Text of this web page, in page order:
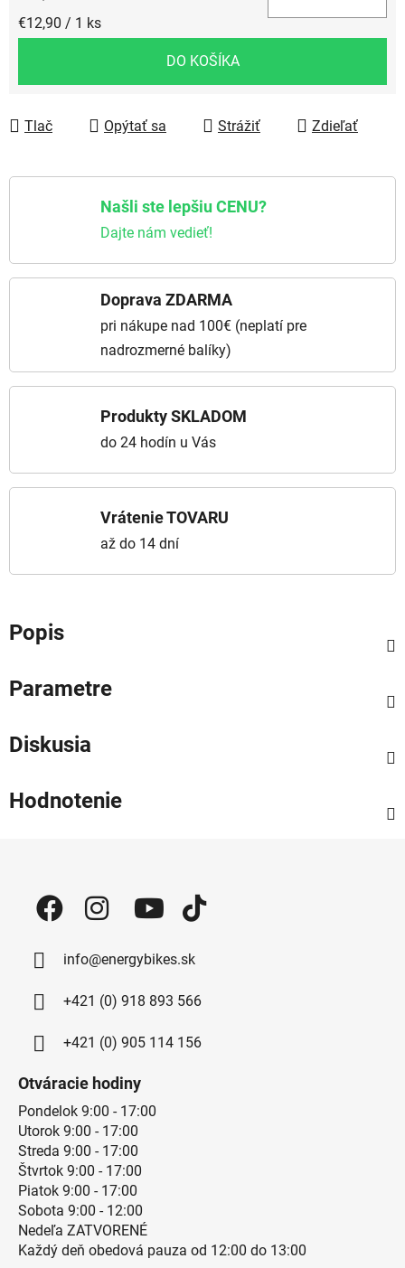
Jednotková cena:
€12,90 / 1 ks
DO KOŠÍKA
Tlač Opýtať sa Strážiť Zdieľať
Našli ste lepšiu CENU?
Dajte nám vedieť!
Doprava ZDARMA
pri nákupe nad 100€ (neplatí pre
nadrozmerné balíky)
Produkty SKLADOM
do 24 hodín u Vás
Vrátenie TOVARU
až do 14 dní
Popis
Parametre
Diskusia
Hodnotenie
info@energybikes.sk
+421 (0) 918 893 566
+421 (0) 905 114 156
Otváracie hodiny
Pondelok 9:00 - 17:00
Utorok 9:00 - 17:00
Streda 9:00 - 17:00
Štvrtok 9:00 - 17:00
Piatok 9:00 - 17:00
Sobota 9:00 - 12:00
Nedeľa ZATVORENÉ
Každý deň obedová pauza od 12:00 do 13:00